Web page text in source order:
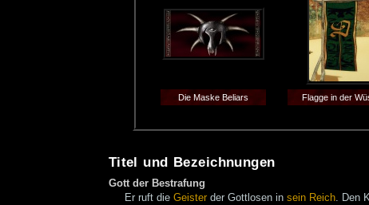
Die Maske Beliars Flagge in der
Titel und Bezeichnungen
Gott der Bestrafung
Er ruft die Geister der Gottlosen in sein Reich. Den